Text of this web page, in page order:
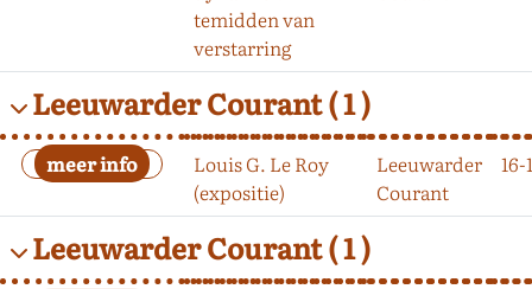
temidden van
verstarring
Leeuwarder Courant( 1 )
Louis G. Le Roy
(expositie)
Leeuwarder
Courant
16-
Leeuwarder Courant( 1 )